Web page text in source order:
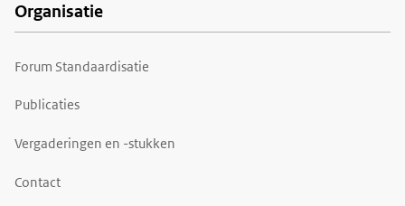
Organisatie
Forum Standaardisatie
Publicaties
Vergaderingen en -stukken
Contact